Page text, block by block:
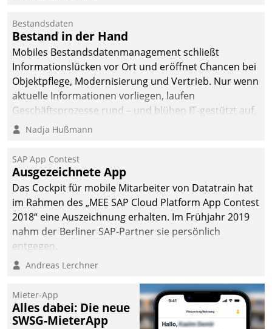
Bestandsdaten
Bestand in der Hand
Mobiles Bestandsdatenmanagement schließt
Informationslücken vor Ort und eröffnet Chancen bei
Objektpflege, Modernisierung und Vertrieb. Nur wenn
aktuelle Informationen vorliegen, laufen
Geschäftsprozesse rund – und blühen IT-gestützt auf.
Nadja Hußmann
SAP App Contest
Ausgezeichnete App
Das Cockpit für mobile Mitarbeiter von Datatrain hat
im Rahmen des „MEE SAP Cloud Platform App Contest
2018“ eine Auszeichnung erhalten. Im Frühjahr 2019
nahm der Berliner SAP-Partner sie persönlich
entgegen.
Andreas Lerchner
Mieter-App
Alles dabei: Die neue
SWSG-MieterApp